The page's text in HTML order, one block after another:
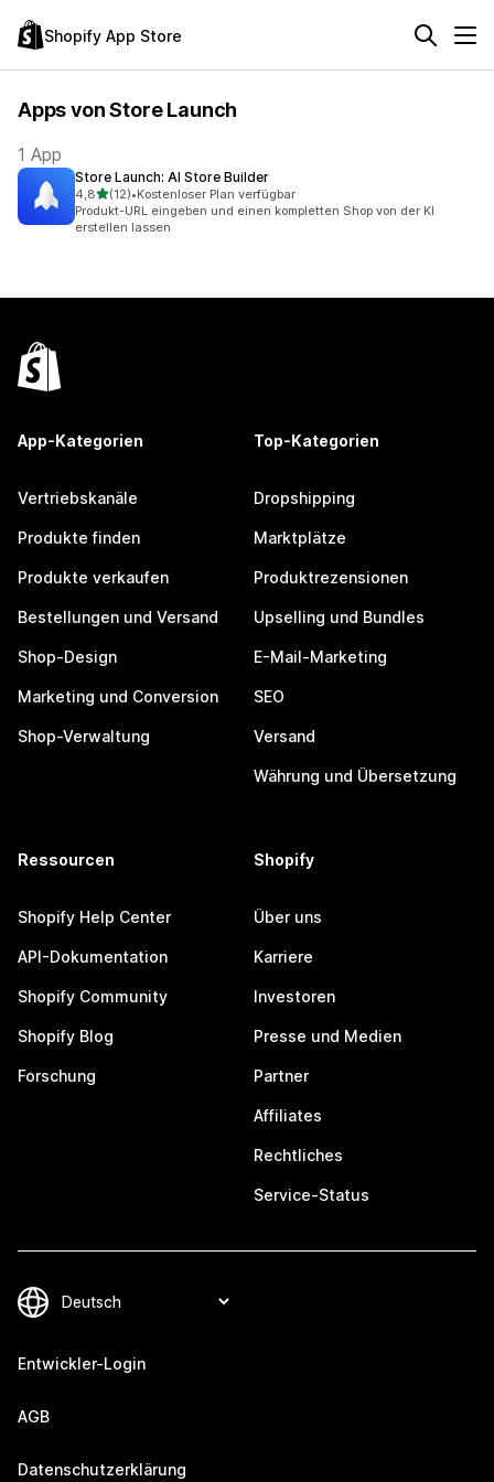
Shopify App Store
Apps von Store Launch
1 App
Store Launch: AI Store Builder
4,8von 5 Sternen
(12)
12 Rezensionen insgesamt
•Kostenloser Plan verfügbar
Produkt-URL eingeben und einen kompletten Shop von der KI
erstellen lassen
App-Kategorien
Vertriebskanäle
Produkte finden
Produkte verkaufen
Bestellungen und Versand
Shop-Design
Marketing und Conversion
Shop-Verwaltung
Top-Kategorien
Dropshipping
Marktplätze
Produktrezensionen
Upselling und Bundles
E-Mail-Marketing
SEO
Versand
Währung und Übersetzung
Ressourcen
Shopify Help Center
API-Dokumentation
Shopify Community
Shopify Blog
Forschung
Shopify
Über uns
Karriere
Investoren
Presse und Medien
Partner
Affiliates
Rechtliches
Service-Status
Entwickler-Login
AGB
Datenschutzerklärung